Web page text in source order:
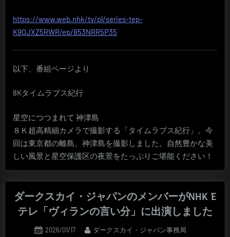
https://www.web.nhk/tv/pl/series-tep-
K9QJXZ5RWR/ep/853NRR5P35
以下、番組ページより
8Kタイムラプス紀行
星空につつまれて 神津島
８Ｋ超高精細カメラで撮影する「タイムラプス紀行」。今
回は東京都の離島、神津島を撮影しました。自然豊かな美
しい風景と星空保護区の夜景をたっぷりご堪能ください！
ダークスカイ・ジャパンのメンバーがNHK E
テレ「ヴィランの言い分」に出演しました
Posted
2026/01/17 By
ダークスカイ・ジャパン事務局